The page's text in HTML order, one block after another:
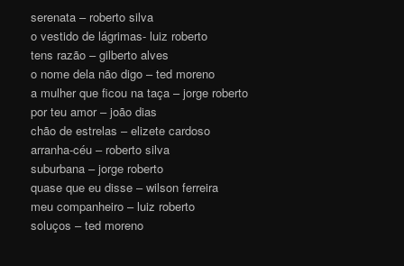
serenata – roberto silva
o vestido de lágrimas- luiz roberto
tens razão – gilberto alves
o nome dela não digo – ted moreno
a mulher que ficou na taça – jorge roberto
por teu amor – joão dias
chão de estrelas – elizete cardoso
arranha-céu – roberto silva
suburbana – jorge roberto
quase que eu disse – wilson ferreira
meu companheiro – luiz roberto
soluços – ted moreno